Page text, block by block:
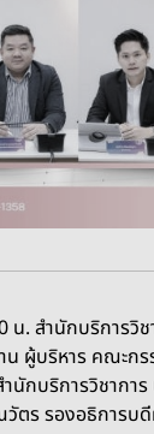
. สำนักบริการ
ผู้บริหาร คณะก
นักบริการวิชาก
ร รองอธิการบ